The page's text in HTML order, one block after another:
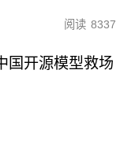
阅读 8337
国开源模型救场